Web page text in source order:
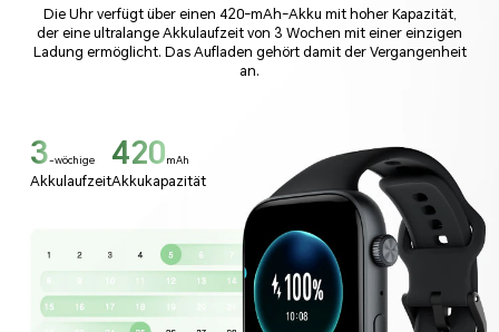
Die Uhr verfügt über einen 420-mAh-Akku mit hoher Kapazität,
der eine ultralange Akkulaufzeit von 3 Wochen mit einer einzigen
Ladung ermöglicht. Das Aufladen gehört damit der Vergangenheit
an.
3-wöchige
Akkulaufzeit
420 mAh
Akkukapazität